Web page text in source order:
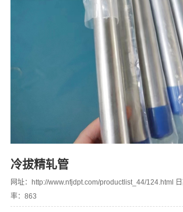
冷拔精轧管
网址：http://www.nfjdpt.com/productlist_44/124.html
率：863